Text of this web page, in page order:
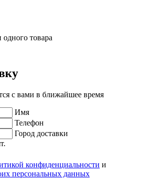
товара
с вами в ближайшее время
Имя
Телефон
Город доставки
конфиденциальности и
персональных данных